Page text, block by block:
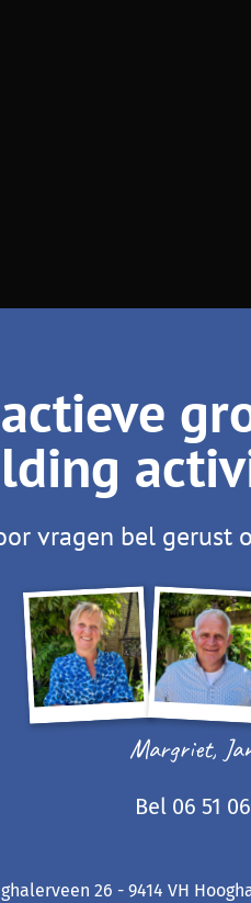
vragen bel gerust
Margriet,
Bel 06 51
26 - 9414 VH